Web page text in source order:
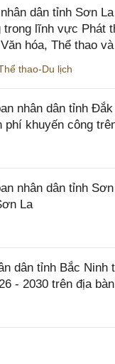
dân tỉnh Sơn
lĩnh vực Phát
hóa, Thể thao
thao-Du lịch
nhân dân tỉnh
khuyến công
nhân dân tỉnh
La
dân tỉnh Bắc
- 2030 trên địa